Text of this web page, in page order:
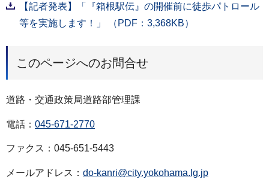
【記者発表】「『箱根駅伝』の開催前に徒歩パトロール
等を実施します！」 （PDF：3,368KB）
このページへのお問合せ
道路・交通政策局道路部管理課
電話： 045-671-2770
ファクス：045-651-5443
メールアドレス： do-kanri@city.yokohama.lg.jp